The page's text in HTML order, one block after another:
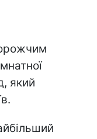
який